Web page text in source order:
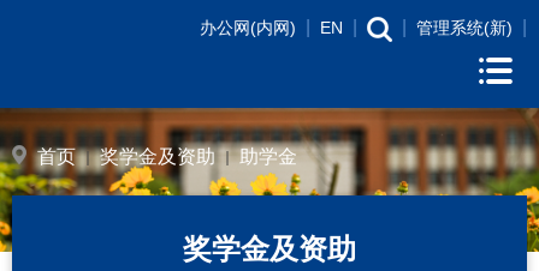
办公网(内网) EN 管理系统(新)
首页 奖学金及资助 助学金
奖学金及资助